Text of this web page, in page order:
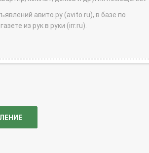
авито.ру (avito.ru), в базе по
из рук в руки (irr.ru).